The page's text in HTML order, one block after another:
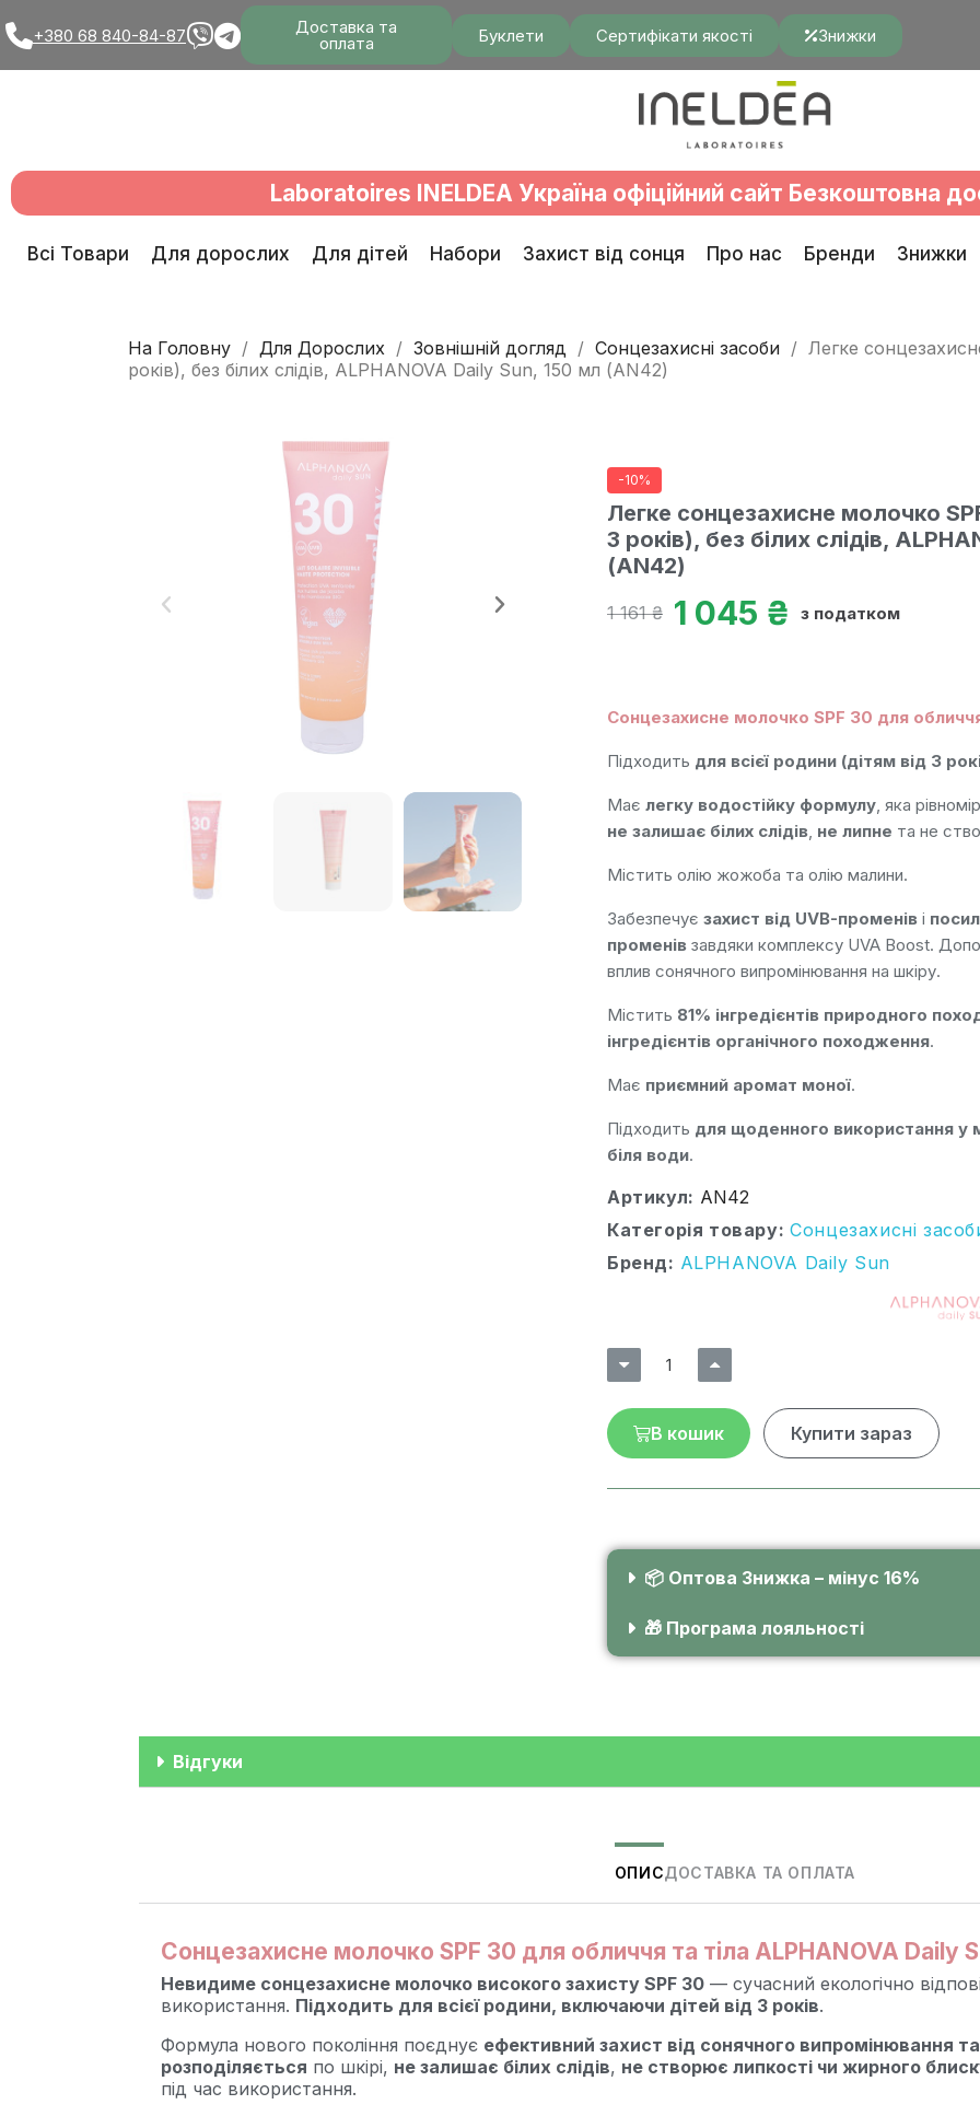
+380 68 840-84-87 Доставка та
оплата Буклети Сертифікати якості Знижки
Laboratoires INELDEA Україна офіційний сайт Безкоштовна
Всі Товари Для дорослих Для дітей Набори Захист від сонця Про нас Бренди Знижки
На Головну Для Дорослих Зовнішній догляд Сонцезахисні засоби
Легке
років), без білих слідів, ALPHANOVA Daily Sun, 150 мл (AN42)
-10%
Легке сонцезахисне молочко
3 років), без білих слідів,
(AN42)
1 161 ₴ 1 045 ₴ з податком
Сонцезахисне молочко SPF 30 для
Підходить для всієї родини (дітям від 3
Має легку водостійку формулу, яка
не залишає білих слідів, не липне та не
Містить олію жожоба та олію малини.
Забезпечує захист від UVB-променіві
променівзавдяки комплексу UVA Boost.
вплив сонячного випромінювання на шкіру.
Містить 81% інгредієнтів природного
інгредієнтів органічного походження.
Має приємний аромат моної.
Підходить для щоденного використання у
біля води.
Артикул
AN42
Категорія товару Сонцезахисні
Бренд
ALPHANOVA Daily Sun
В кошик Купити зараз
📦 Оптова Знижка – мінус 16%
🎁 Програма лояльності
Відгуки
ОПИСДОСТАВКА ТА ОПЛАТА
Сонцезахисне молочко SPF 30 для обличчя та тіла ALPHANOVA Daily
Невидиме сонцезахисне молочко високого захисту SPF 30 — сучасний екологічно
використання. Підходить для всієї родини, включаючи дітей від 3 років.
Формула нового покоління поєднує ефективний захист від сонячного випромінювання
розподіляється по шкірі, не залишає білих слідів, не створює липкості чи жирного
під час використання.